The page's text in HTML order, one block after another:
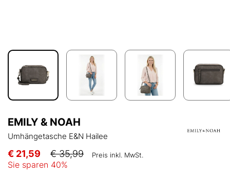
EMILY & NOAH
Umhängetasche E&N Hailee
€ 21,59 € 35,99 Preis inkl. MwSt.
Sie sparen 40%